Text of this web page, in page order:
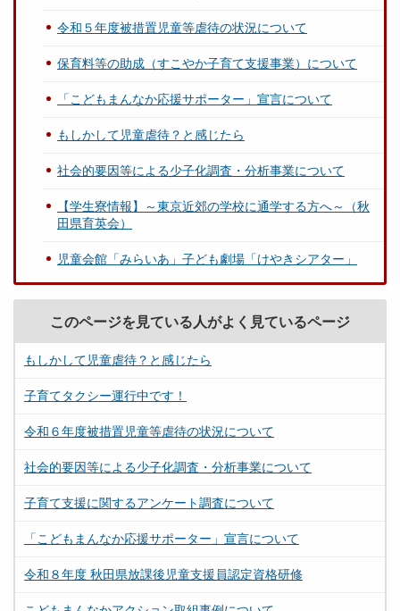
令和５年度被措置児童等虐待の状況について
保育料等の助成（すこやか子育て支援事業）について
「こどもまんなか応援サポーター」宣言について
もしかして児童虐待？と感じたら
社会的要因等による少子化調査・分析事業について
【学生寮情報】～東京近郊の学校に通学する方へ～（秋
田県育英会）
児童会館「みらいあ」子ども劇場「けやきシアター」
このページを見ている人がよく見ているページ
もしかして児童虐待？と感じたら
子育てタクシー運行中です！
令和６年度被措置児童等虐待の状況について
社会的要因等による少子化調査・分析事業について
子育て支援に関するアンケート調査について
「こどもまんなか応援サポーター」宣言について
令和８年度 秋田県放課後児童支援員認定資格研修